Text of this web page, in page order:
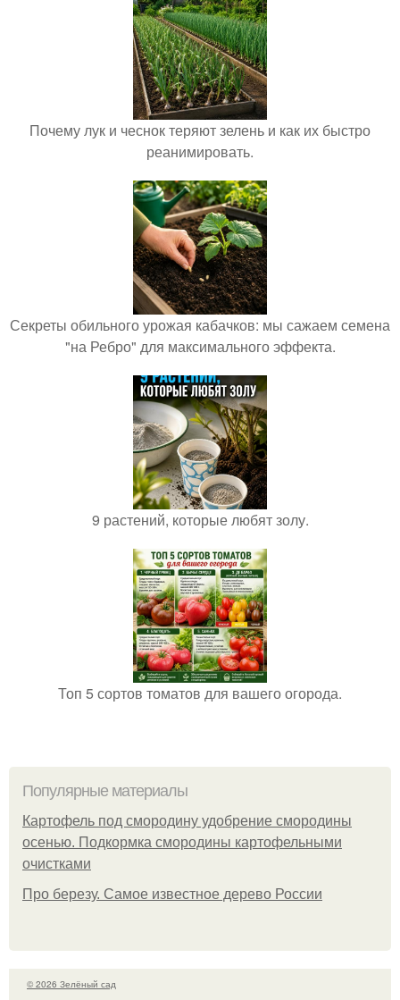
Почему лук и чеснок теряют зелень и как их быстро
реанимировать.
Секреты обильного урожая кабачков: мы сажаем семена
"на Ребро" для максимального эффекта.
9 растений, которые любят золу.
Топ 5 сортов томатов для вашего огорода.
Популярные материалы
Картофель под смородину удобрение смородины
осенью. Подкормка смородины картофельными
очистками
Про березу. Самое известное дерево России
© 2026 Зелёный сад